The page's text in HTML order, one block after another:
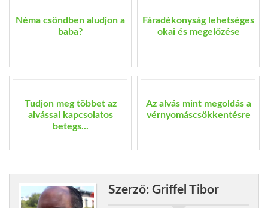
Néma csöndben aludjon a
baba?
Fáradékonyság lehetséges
okai és megelőzése
Tudjon meg többet az
alvással kapcsolatos
betegs...
Az alvás mint megoldás a
vérnyomáscsökkentésre
Szerző: Griffel Tibor